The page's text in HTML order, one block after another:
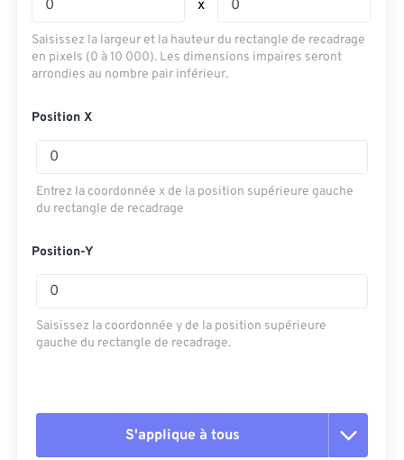
x
Saisissez la largeur et la hauteur du rectangle de recadrage
en pixels (0 à 10 000). Les dimensions impaires seront
arrondies au nombre pair inférieur.
Position X
Entrez la coordonnée x de la position supérieure gauche
du rectangle de recadrage
Position-Y
Saisissez la coordonnée y de la position supérieure
gauche du rectangle de recadrage.
S'applique à tous